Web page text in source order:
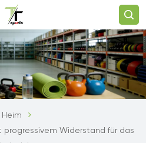
Heim
Widerstand für das